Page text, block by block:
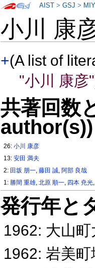
小川 康
+(A list of
"小川 康彦"
共著回数
author(s))
26:小川 康彦
13:安田 満夫
2: 田坂 朋一,藤田 誠, 阿部 良哉
1: 勝間 重雄,北原 順一, 四本 尭光
発行年と
1962: 大山
1962: 岩美
AIST >GSJ >